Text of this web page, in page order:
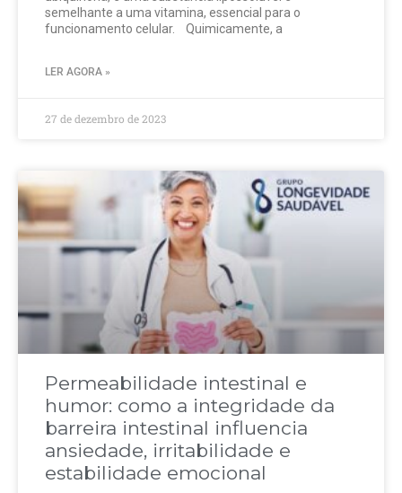
semelhante a uma vitamina, essencial para o
funcionamento celular. Quimicamente, a
LER AGORA »
27 de dezembro de 2023
Permeabilidade intestinal e
humor: como a integridade da
barreira intestinal influencia
ansiedade, irritabilidade e
estabilidade emocional